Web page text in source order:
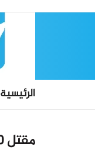
الرئيسية
مقتل 100 عنصر من حركة الشباب في حافظة غلغدود بوسط الصومال